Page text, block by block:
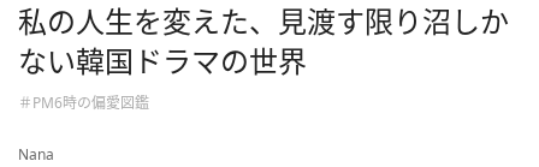
私の人生を変えた、見渡す限り沼しか
ない韓国ドラマの世界
＃PM6時の偏愛図鑑
Nana